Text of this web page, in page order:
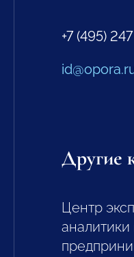
+7 (495)
Другие
Центр